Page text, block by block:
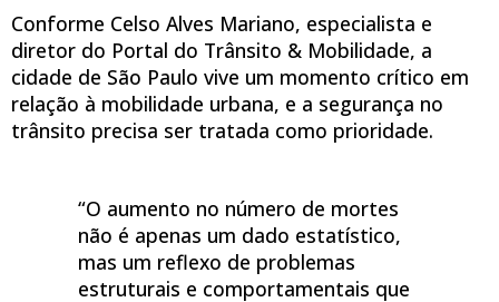
Conforme Celso Alves Mariano, especialista e
diretor do Portal do Trânsito & Mobilidade, a
cidade de São Paulo vive um momento crítico em
relação à mobilidade urbana, e a segurança no
trânsito precisa ser tratada como prioridade.
“O aumento no número de mortes
não é apenas um dado estatístico,
mas um reflexo de problemas
estruturais e comportamentais que